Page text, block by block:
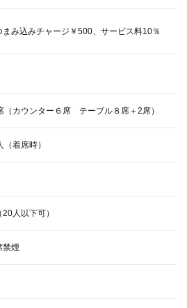
まみ込みチャージ￥500、サービス料10％
（カウンター６席 テーブル８席＋2席）
（着席時）
20人以下可）
禁煙